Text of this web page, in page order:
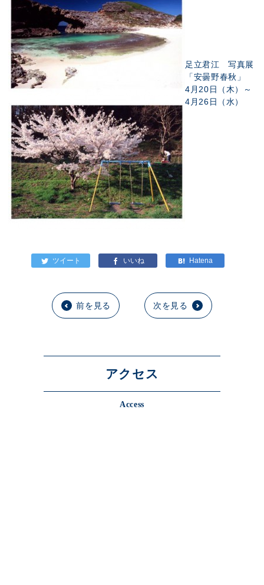
足立君江 写真展
「安曇野春秋」
4月20日（木）～
4月26日（水）
前を見る 次を見る
アクセス
Access